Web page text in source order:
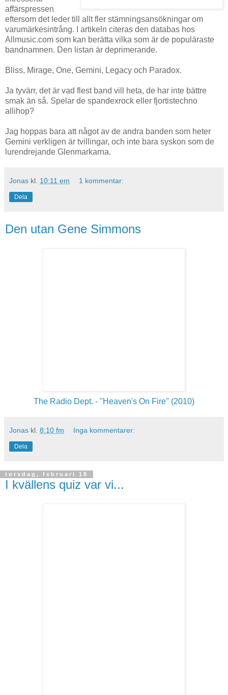
affärspressen
eftersom det leder till allt fler stämningsansökningar om
varumärkesintrång. I artikeln citeras den databas hos
Allmusic.com som kan berätta vilka som är de populäraste
bandnamnen. Den listan är deprimerande.
Bliss, Mirage, One, Gemini, Legacy och Paradox.
Ja tyvärr, det är vad flest band vill heta, de har inte bättre
smak än så. Spelar de spandexrock eller fjortistechno
allihop?
Jag hoppas bara att något av de andra banden som heter
Gemini verkligen är tvillingar, och inte bara syskon som de
lurendrejande Glenmarkarna.
Jonas kl. 10:11 em 1 kommentar:
Dela
Den utan Gene Simmons
The Radio Dept. - "Heaven's On Fire" (2010)
Jonas kl. 8:10 fm Inga kommentarer:
Dela
torsdag, februari 18
I kvällens quiz var vi...